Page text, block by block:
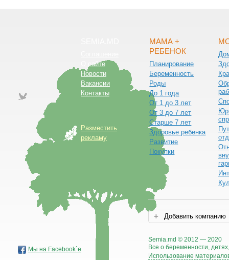
О сайте
Новости
Вакансии
Контакты
Разместить
рекламу
МАМА +
РЕБЕНОК
Планирование
Беременность
Роды
До 1 года
От 1 до 3 лет
От 3 до 7 лет
Старше 7 лет
Здоровье ребенка
Развитие
Покупки
Добавить компанию
Semia.md © 2012 — 2020
Все о беременности,
Использование
Мы на Facebook`е